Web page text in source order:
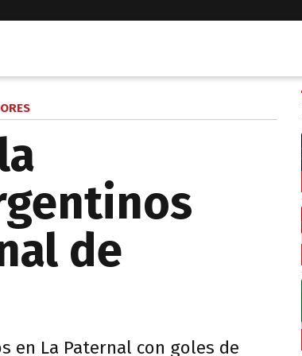
de
en La Paternal con goles de